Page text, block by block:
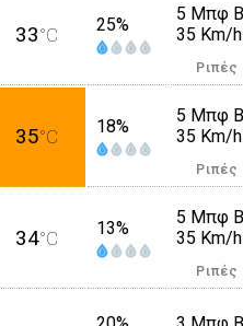
33°C 25%
5 Μπφ B
35 Km/h
35°C 18%
5 Μπφ B
35 Km/h
34°C 13%
5 Μπφ B
35 Km/h